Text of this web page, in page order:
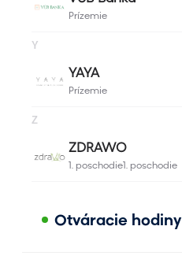
Otváracie hodiny